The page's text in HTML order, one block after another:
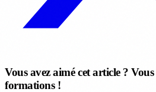
Vous avez aimé cet article ?
formations !